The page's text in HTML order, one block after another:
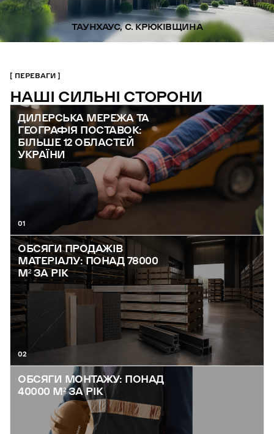
ТАУНХАУС, С. КРЮКІВЩИНА
ПЕРЕВАГИ
НАШІ СИЛЬНІ СТОРОНИ
ДИЛЕРСЬКА МЕРЕЖА ТА
ГЕОГРАФІЯ ПОСТАВОК:
БІЛЬШЕ 12 ОБЛАСТЕЙ
УКРАЇНИ
01
ОБСЯГИ ПРОДАЖІВ
МАТЕРІАЛУ: ПОНАД 78000
М² ЗА РІК
02
ОБСЯГИ МОНТАЖУ: ПОНАД
40000 М² ЗА РІК